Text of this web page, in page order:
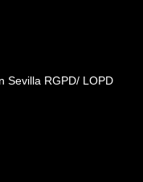
Sevilla RGPD/ LOPD